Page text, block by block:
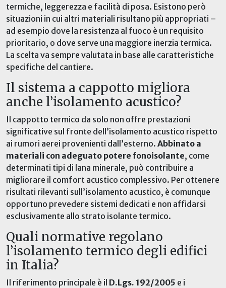
termiche, leggerezza e facilità di posa. Esistono però
situazioni in cui altri materiali risultano più appropriati –
ad esempio dove la resistenza al fuoco è un requisito
prioritario, o dove serve una maggiore inerzia termica.
La scelta va sempre valutata in base alle caratteristiche
specifiche del cantiere.
Il sistema a cappotto migliora
anche l’isolamento acustico?
Il cappotto termico da solo non offre prestazioni
significative sul fronte dell’isolamento acustico rispetto
ai rumori aerei provenienti dall’esterno. Abbinato a
materiali con adeguato potere fonoisolante, come
determinati tipi di lana minerale, può contribuire a
migliorare il comfort acustico complessivo. Per ottenere
risultati rilevanti sull’isolamento acustico, è comunque
opportuno prevedere sistemi dedicati e non affidarsi
esclusivamente allo strato isolante termico.
Quali normative regolano
l’isolamento termico degli edifici
in Italia?
Il riferimento principale è il D.Lgs. 192/2005 e i